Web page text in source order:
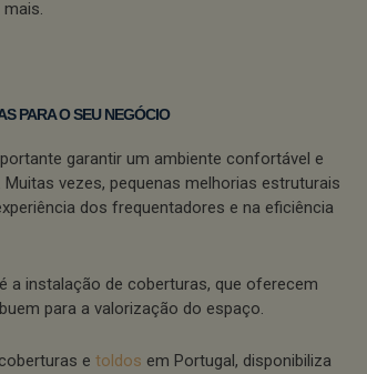
PARA O SEU NEGÓCIO
garantir um ambiente confortável e
vezes, pequenas melhorias estruturais
dos frequentadores e na eficiência
a instalação de coberturas, que oferecem
para a valorização do espaço.
e toldos em Portugal, disponibiliza